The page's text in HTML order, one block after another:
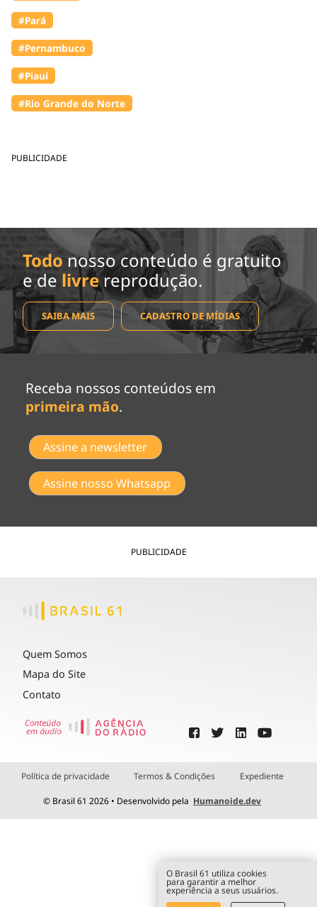
PUBLICIDADE
#Pará
#Pernambuco
#Piauí
#Rio Grande do Norte
Todo nosso conteúdo é gratuito
e de livrereprodução.
SAIBA MAIS CADASTRO DE MÍDIAS
Receba nossos conteúdos em
primeira mão.
Assine a newsletter
Assine nosso Whatsapp
PUBLICIDADE
Quem Somos
Mapa do Site
Contato
Política de privacidade Termos & Condições Expediente
© Brasil 61 2026 • Desenvolvido pela Humanoide.dev
O Brasil 61 utiliza cookies
para garantir a melhor
experiência a seus usuários.